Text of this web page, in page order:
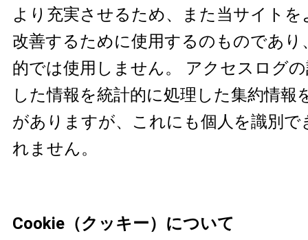
より充実させるため、また当サイト
改善するために使用するのものであり
的では使用しません。 アクセスログ
した情報を統計的に処理した集約情報
がありますが、これにも個人を識別で
れません。
Cookie（クッキー）について